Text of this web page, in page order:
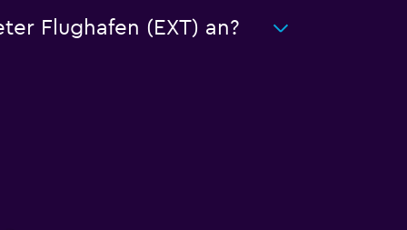
Flughafen (EXT) an?